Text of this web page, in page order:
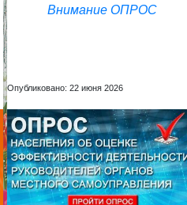
Внимание ОПРОС
Опубликовано: 22 июня 2026